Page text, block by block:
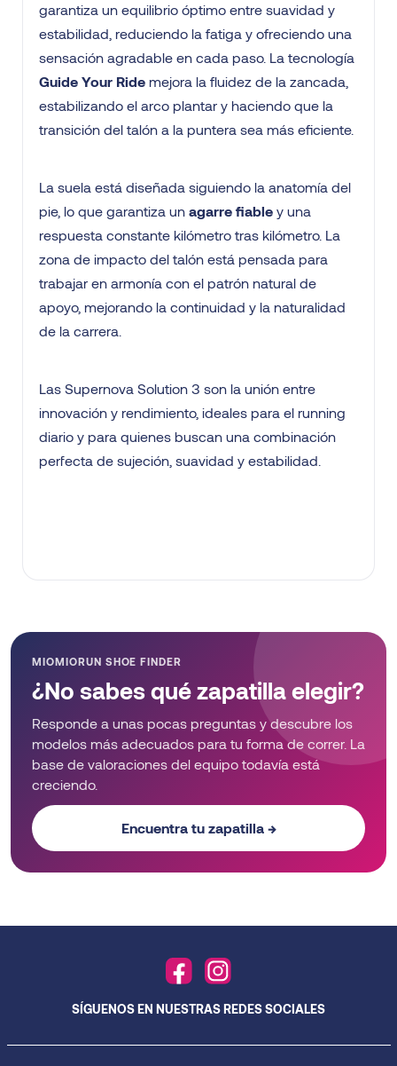
garantiza un equilibrio óptimo entre suavidad y
estabilidad, reduciendo la fatiga y ofreciendo una
sensación agradable en cada paso. La tecnología
Guide Your Ride mejora la fluidez de la zancada,
estabilizando el arco plantar y haciendo que la
transición del talón a la puntera sea más eficiente.
La suela está diseñada siguiendo la anatomía del
pie, lo que garantiza un agarre fiable y una
respuesta constante kilómetro tras kilómetro. La
zona de impacto del talón está pensada para
trabajar en armonía con el patrón natural de
apoyo, mejorando la continuidad y la naturalidad
de la carrera.
Las Supernova Solution 3 son la unión entre
innovación y rendimiento, ideales para el running
diario y para quienes buscan una combinación
perfecta de sujeción, suavidad y estabilidad.
MIOMIORUN SHOE FINDER
¿No sabes qué zapatilla elegir?
Responde a unas pocas preguntas y descubre los
modelos más adecuados para tu forma de correr. La
base de valoraciones del equipo todavía está
creciendo.
Encuentra tu zapatilla →
SÍGUENOS EN NUESTRAS REDES SOCIALES